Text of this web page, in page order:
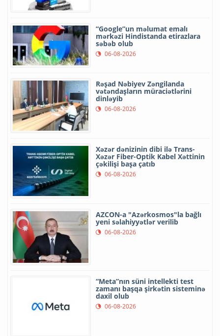
“Google”un məlumat emalı
mərkəzi Hindistanda etirazlara
səbəb olub
06-08-2026
Rəşad Nəbiyev Zəngilanda
vətəndaşların müraciətlərini
dinləyib
06-08-2026
Xəzər dənizinin dibi ilə Trans-
Xəzər Fiber-Optik Kabel Xəttinin
çəkilişi başa çatıb
06-08-2026
AZCON-a "Azərkosmos"la bağlı
yeni səlahiyyətlər verilib
06-08-2026
“Meta”nın süni intellekti test
zamanı başqa şirkətin sisteminə
daxil olub
06-08-2026